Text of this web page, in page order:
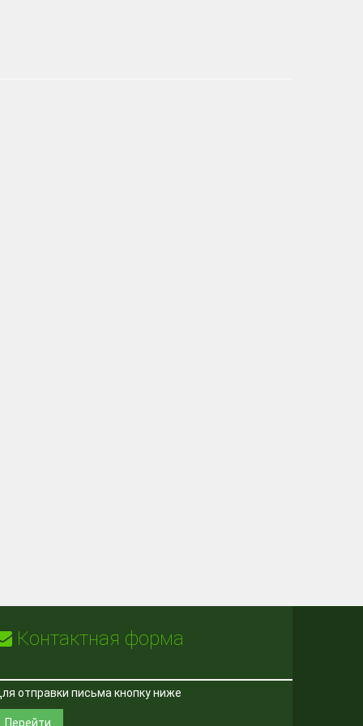
Контактная форма
отправки письма кнопку ниже
Перейти